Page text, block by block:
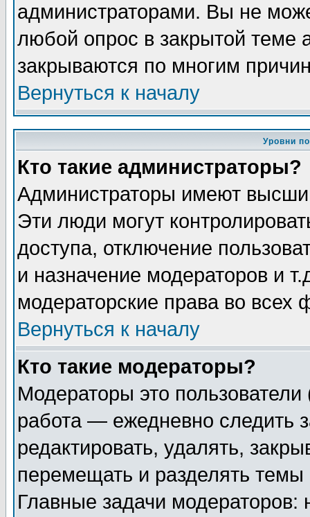
администраторами. Вы не
любой опрос в закрытой теме
закрываются по многим
Вернуться к началу
Уровни
Кто такие администраторы?
Администраторы имеют
Эти люди могут
доступа, отключение
и назначение модераторов и
модераторские права во всех
Вернуться к началу
Кто такие модераторы?
Модераторы это
работа — ежедневно следить
редактировать, удалять,
перемещать и разделять
Главные задачи